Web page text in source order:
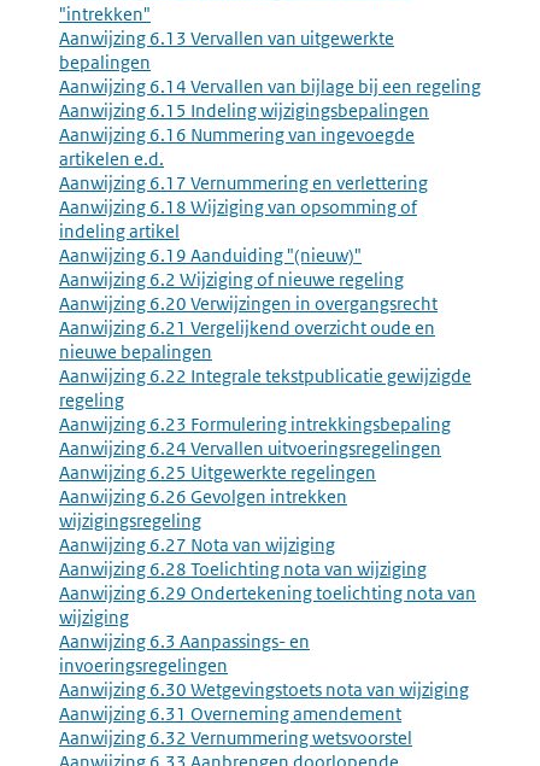
"intrekken"
Aanwijzing 6.13 Vervallen van uitgewerkte
bepalingen
Aanwijzing 6.14 Vervallen van bijlage bij een regeling
Aanwijzing 6.15 Indeling wijzigingsbepalingen
Aanwijzing 6.16 Nummering van ingevoegde
artikelen e.d.
Aanwijzing 6.17 Vernummering en verlettering
Aanwijzing 6.18 Wijziging van opsomming of
indeling artikel
Aanwijzing 6.19 Aanduiding "(nieuw)"
Aanwijzing 6.2 Wijziging of nieuwe regeling
Aanwijzing 6.20 Verwijzingen in overgangsrecht
Aanwijzing 6.21 Vergelijkend overzicht oude en
nieuwe bepalingen
Aanwijzing 6.22 Integrale tekstpublicatie gewijzigde
regeling
Aanwijzing 6.23 Formulering intrekkingsbepaling
Aanwijzing 6.24 Vervallen uitvoeringsregelingen
Aanwijzing 6.25 Uitgewerkte regelingen
Aanwijzing 6.26 Gevolgen intrekken
wijzigingsregeling
Aanwijzing 6.27 Nota van wijziging
Aanwijzing 6.28 Toelichting nota van wijziging
Aanwijzing 6.29 Ondertekening toelichting nota van
wijziging
Aanwijzing 6.3 Aanpassings- en
invoeringsregelingen
Aanwijzing 6.30 Wetgevingstoets nota van wijziging
Aanwijzing 6.31 Overneming amendement
Aanwijzing 6.32 Vernummering wetsvoorstel